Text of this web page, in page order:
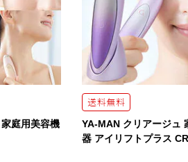
庭用美容機
YA-MAN クリアージュ
器 アイリフトプラス